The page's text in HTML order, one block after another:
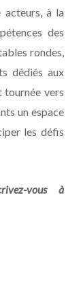
à la
des
rondes,
dédiés aux
tournée vers
un espace
les défis
vous à